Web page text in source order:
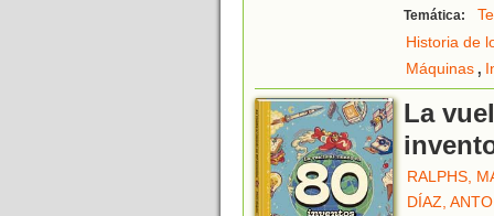
Temática:
Historia de
Máquinas,
La
RALPHS,
DÍAZ,